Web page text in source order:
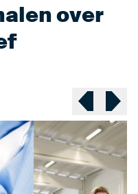
over
Next
Previous